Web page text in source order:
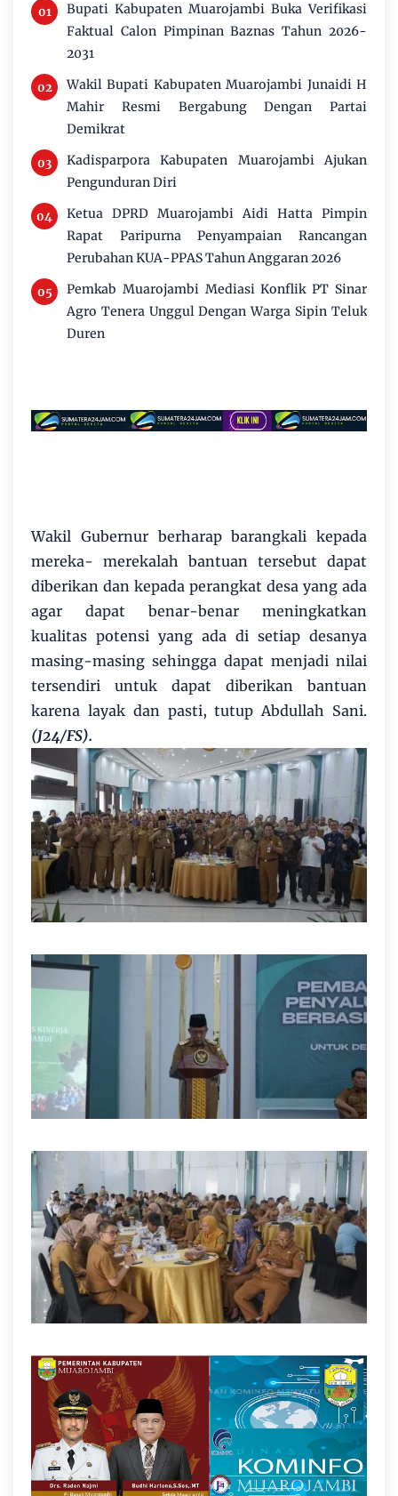
Bupati Kabupaten Muarojambi Buka Verifikasi
Faktual Calon Pimpinan Baznas Tahun 2026-
2031
Wakil Bupati Kabupaten Muarojambi Junaidi H
Mahir Resmi Bergabung Dengan Partai
Demikrat
Kadisparpora Kabupaten Muarojambi Ajukan
Pengunduran Diri
Ketua DPRD Muarojambi Aidi Hatta Pimpin
Rapat Paripurna Penyampaian Rancangan
Perubahan KUA-PPAS Tahun Anggaran 2026
Pemkab Muarojambi Mediasi Konflik PT Sinar
Agro Tenera Unggul Dengan Warga Sipin Teluk
Duren
Wakil Gubernur berharap barangkali kepada
mereka- merekalah bantuan tersebut dapat
diberikan dan kepada perangkat desa yang ada
agar dapat benar-benar meningkatkan
kualitas potensi yang ada di setiap desanya
masing-masing sehingga dapat menjadi nilai
tersendiri untuk dapat diberikan bantuan
karena layak dan pasti, tutup Abdullah Sani.
(J24/FS).